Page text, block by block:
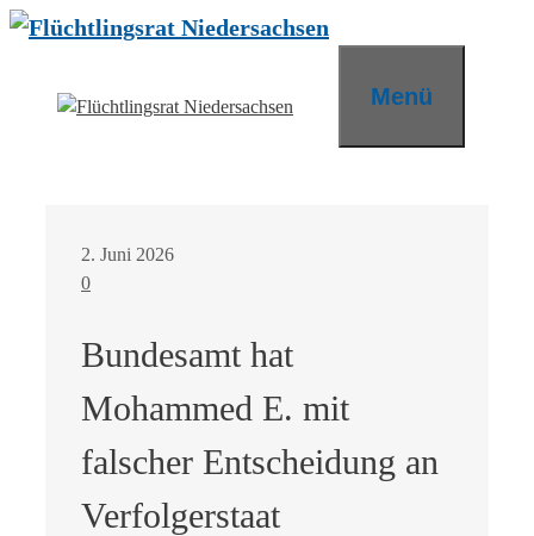
Zum
Menü
2. Juni 2026
0
Bundesamt hat
Mohammed E. mit
falscher Entscheidung an
Verfolgerstaat